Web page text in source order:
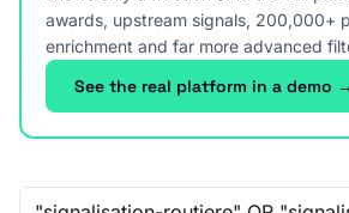
awards, upstream signals, 200,000+
enrichment and far more advanced
See the real platform in a demo →
Free-text search